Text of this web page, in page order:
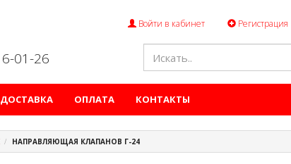
Войти в кабинет Регистрация
01-26
ДОСТАВКА ОПЛАТА КОНТАКТЫ
НАПРАВЛЯЮЩАЯ КЛАПАНОВ Г-24